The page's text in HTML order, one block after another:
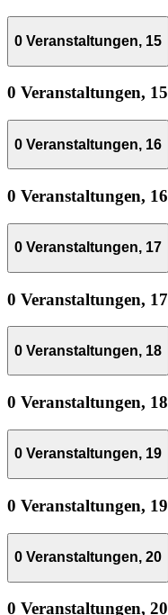
0 Veranstaltungen, 15
0 Veranstaltungen, 15
0 Veranstaltungen, 16
0 Veranstaltungen, 16
0 Veranstaltungen, 17
0 Veranstaltungen, 17
0 Veranstaltungen, 18
0 Veranstaltungen, 18
0 Veranstaltungen, 19
0 Veranstaltungen, 19
0 Veranstaltungen, 20
0 Veranstaltungen, 20